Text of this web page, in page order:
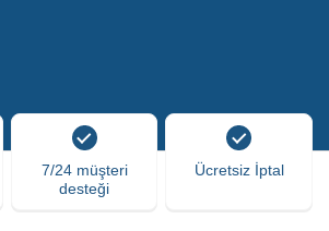
7/24 müşteri
desteği
Ücretsiz İptal